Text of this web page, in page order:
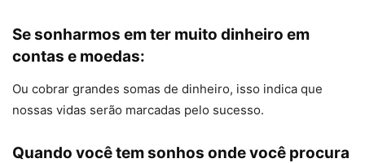
Se sonharmos em ter muito dinheiro em
contas e moedas:
Ou cobrar grandes somas de dinheiro, isso indica que
nossas vidas serão marcadas pelo sucesso.
Quando você tem sonhos onde você procura